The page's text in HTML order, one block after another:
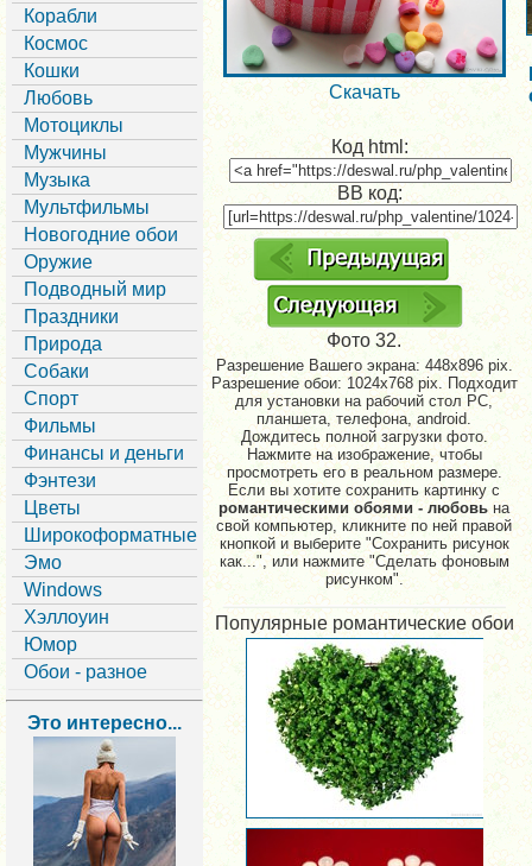
Корабли
Космос
Кошки
Любовь
Мотоциклы
Мужчины
Музыка
Мультфильмы
Новогодние обои
Оружие
Подводный мир
Праздники
Природа
Собаки
Спорт
Фильмы
Финансы и деньги
Фэнтези
Цветы
Широкоформатные
Эмо
Windows
Хэллоуин
Юмор
Обои - разное
Это интересно...
Скачать
Код html:
BB код:
Фото 32.
Разрешение Вашего экрана: 448x896 pix.
Разрешение обои: 1024x768 pix. Подходит
для установки на рабочий стол PC,
планшета, телефона, android.
Дождитесь полной загрузки фото.
Нажмите на изображение, чтобы
просмотреть его в реальном размере.
Если вы хотите сохранить картинку с
романтическими обоями - любовь на
свой компьютер, кликните по ней правой
кнопкой и выберите "Сохранить рисунок
как...", или нажмите "Сделать фоновым
рисунком".
Популярные романтические обои